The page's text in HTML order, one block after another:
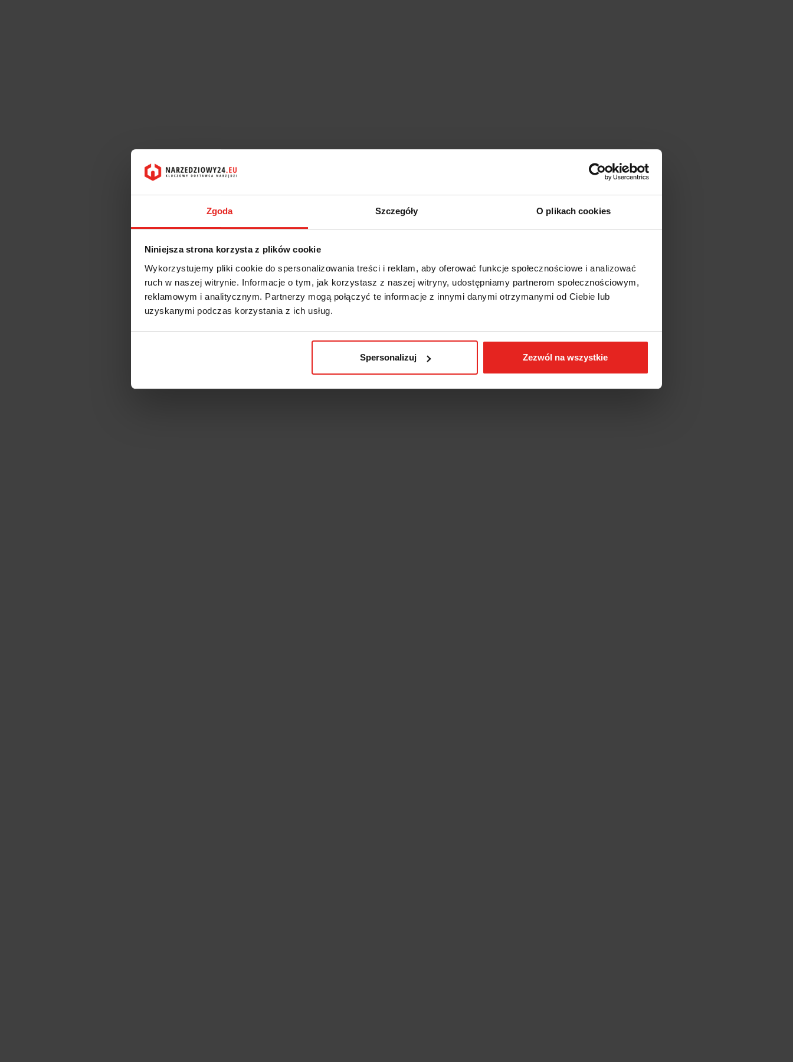
Zgoda Szczegóły O plikach cookies
Niniejsza strona korzysta z plików cookie
Wykorzystujemy pliki cookie do spersonalizowania treści i reklam, aby oferować funkcje społecznościowe i analizować
ruch w naszej witrynie. Informacje o tym, jak korzystasz z naszej witryny, udostępniamy partnerom społecznościowym,
reklamowym i analitycznym. Partnerzy mogą połączyć te informacje z innymi danymi otrzymanymi od Ciebie lub
uzyskanymi podczas korzystania z ich usług.
Spersonalizuj Zezwól na wszystkie